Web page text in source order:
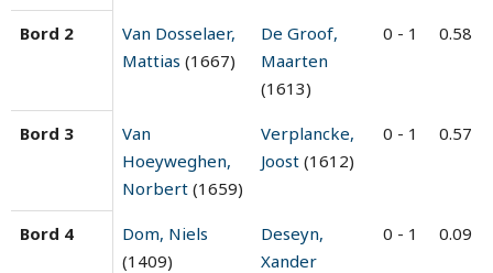
Bord 2
Van Dosselaer,
Mattias (1667)
De Groof,
Maarten
(1613)
0 - 1 0.58
Bord 3
Van
Hoeyweghen,
Norbert (1659)
Verplancke,
Joost (1612)
0 - 1 0.57
Bord 4
Dom, Niels
(1409)
Deseyn,
Xander
0 - 1 0.09